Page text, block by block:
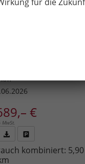
€
Datei,
Fahrzeugexposé
drucken,
kombiniert: 5,90